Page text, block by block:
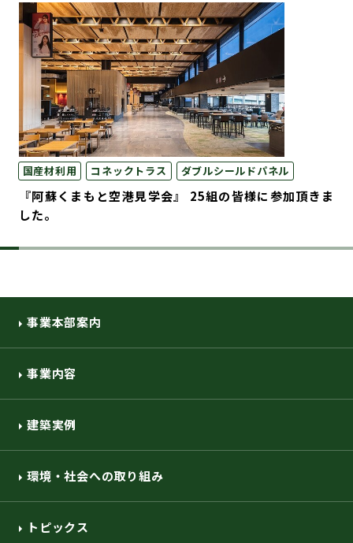
国産材利用 コネックトラス ダブルシールドパネル
『阿蘇くまもと空港見学会』 25組の皆様に参加頂きま
した。
事業本部案内
事業内容
建築実例
環境・社会への取り組み
トピックス